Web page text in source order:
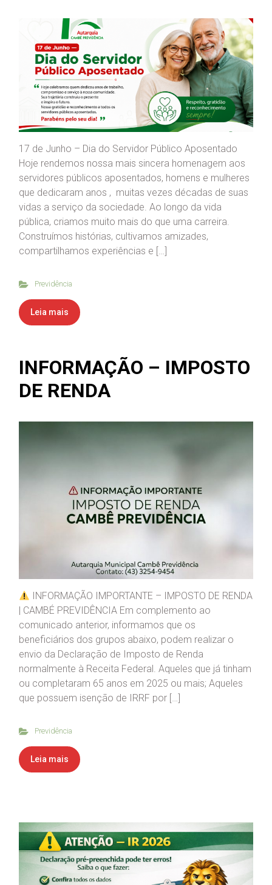
17 de Junho – Dia do Servidor Público Aposentado
Hoje rendemos nossa mais sincera homenagem aos
servidores públicos aposentados, homens e mulheres
que dedicaram anos , muitas vezes décadas de suas
vidas a serviço da sociedade. Ao longo da vida
pública, criamos muito mais do que uma carreira.
Construímos histórias, cultivamos amizades,
compartilhamos experiências e […]
Previdência
Leia mais
INFORMAÇÃO – IMPOSTO
DE RENDA
INFORMAÇÃO IMPORTANTE – IMPOSTO DE RENDA
| CAMBÉ PREVIDÊNCIA Em complemento ao
comunicado anterior, informamos que os
beneficiários dos grupos abaixo, podem realizar o
envio da Declaração de Imposto de Renda
normalmente à Receita Federal. Aqueles que já tinham
ou completaram 65 anos em 2025 ou mais; Aqueles
que possuem isenção de IRRF por […]
Previdência
Leia mais